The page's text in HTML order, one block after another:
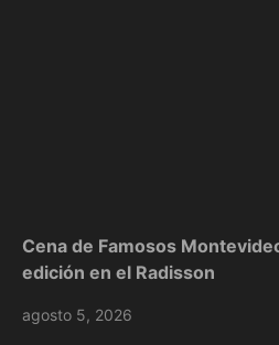
Cena de Famosos
edición en el Radisson
agosto 5, 2026